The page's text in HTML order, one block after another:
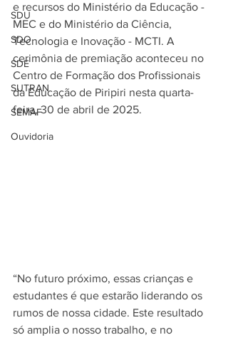
SDU
SDO
SDE
SUTRAN
SEMAF
Ouvidoria
e recursos do Ministério da Educação -
MEC e do Ministério da Ciência,
Tecnologia e Inovação - MCTI. A
cerimônia de premiação aconteceu no
Centro de Formação dos Profissionais
da Educação de Piripiri nesta quarta-
feira, 30 de abril de 2025.
“No futuro próximo, essas crianças e
estudantes é que estarão liderando os
rumos de nossa cidade. Este resultado
só amplia o nosso trabalho, e no